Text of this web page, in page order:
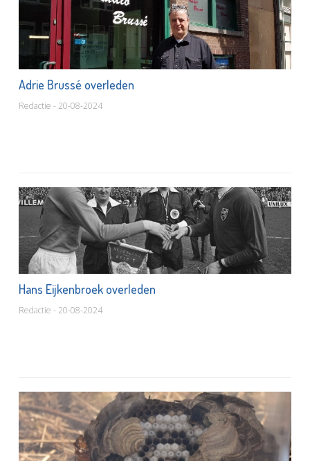
Adrie Brussé overleden
Redactie - 20-08-2024
Hans Eijkenbroek overleden
Redactie - 20-08-2024